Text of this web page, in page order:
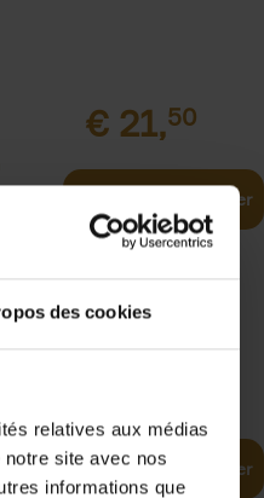
des cookies
relatives aux médias
site avec nos
informations que
€ 21,50
Ajouter au panier
Ajouter au panier